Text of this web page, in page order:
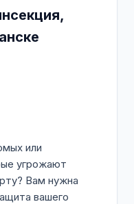
или
угрожают
Вам нужна
вашего